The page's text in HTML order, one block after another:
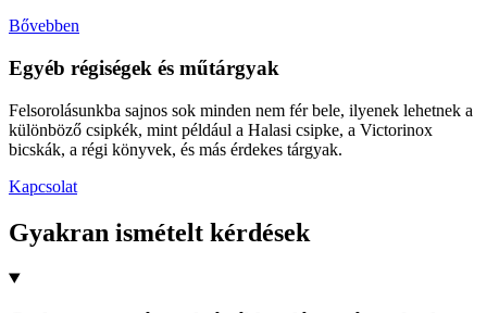
Bővebben
Egyéb régiségek és műtárgyak
Felsorolásunkba sajnos sok minden nem fér bele, ilyenek lehetnek a
különböző csipkék, mint például a Halasi csipke, a Victorinox
bicskák, a régi könyvek, és más érdekes tárgyak.
Kapcsolat
Gyakran ismételt kérdések